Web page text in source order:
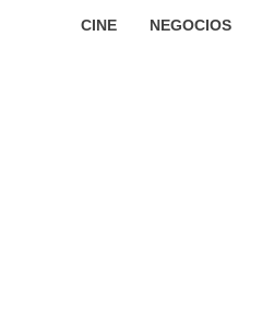
CINE NEGOCIOS